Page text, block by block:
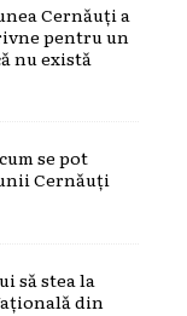
Cernăuți a
pentru un
nu există
se pot
Cernăuți
să stea la
din